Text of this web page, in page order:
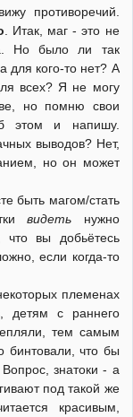
противоречий.
. Итак, маг - это не
Но было ли так
для кого-то нет? А
всех? Я не могу
но помню свои
этом и напишу.
выводов? Нет,
но он может
быть магом/стать
видеть нужно
вы добьётесь
если когда-то
племенах
детям с раннего
тем самым
бинтовали, что бы
знатоки - а
под такой же
красивым,